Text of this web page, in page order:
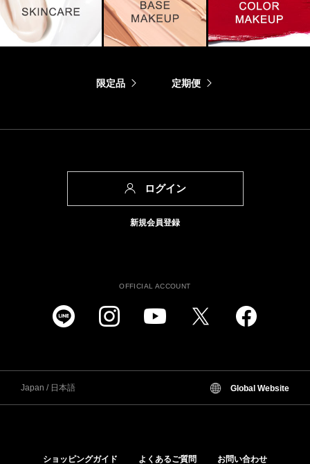
置かないでください。
限定品 定期便
ログイン
新規会員登録
OFFICIAL ACCOUNT
Japan / 日本語 Global Website
ショッピングガイド よくあるご質問 お問い合わせ